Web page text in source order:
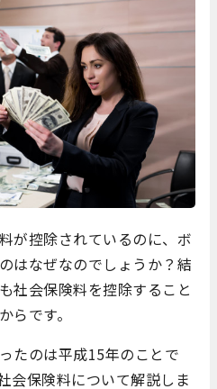
が控除されているのに、ボ
はなぜなのでしょうか？結
社会保険料を控除すること
らです。
たのは平成15年のことで
会保険料について解説しま